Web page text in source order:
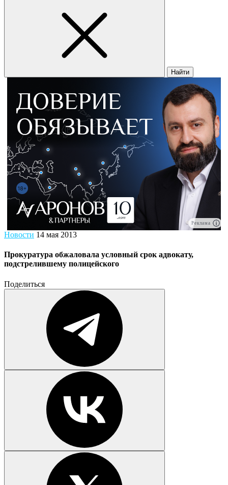
Найти
Реклама
Новости 14 мая 2013
Прокуратура обжаловала условный срок адвокату,
подстрелившему полицейского
Поделиться